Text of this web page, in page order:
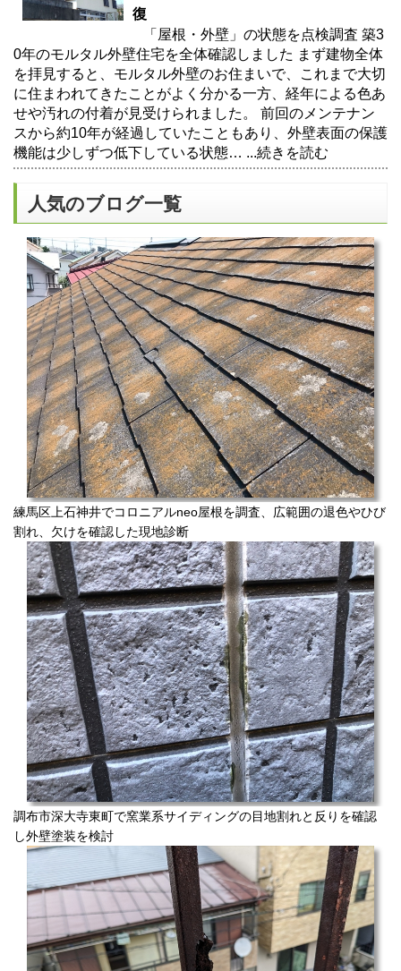
復
「屋根・外壁」の状態を点検調査 築3
0年のモルタル外壁住宅を全体確認しました まず建物全体
を拝見すると、モルタル外壁のお住まいで、これまで大切
に住まわれてきたことがよく分かる一方、経年による色あ
せや汚れの付着が見受けられました。 前回のメンテナン
スから約10年が経過していたこともあり、外壁表面の保護
機能は少しずつ低下している状態… ...続きを読む
人気のブログ一覧
練馬区上石神井でコロニアルneo屋根を調査、広範囲の退色やひび
割れ、欠けを確認した現地診断
調布市深大寺東町で窯業系サイディングの目地割れと反りを確認
し外壁塗装を検討